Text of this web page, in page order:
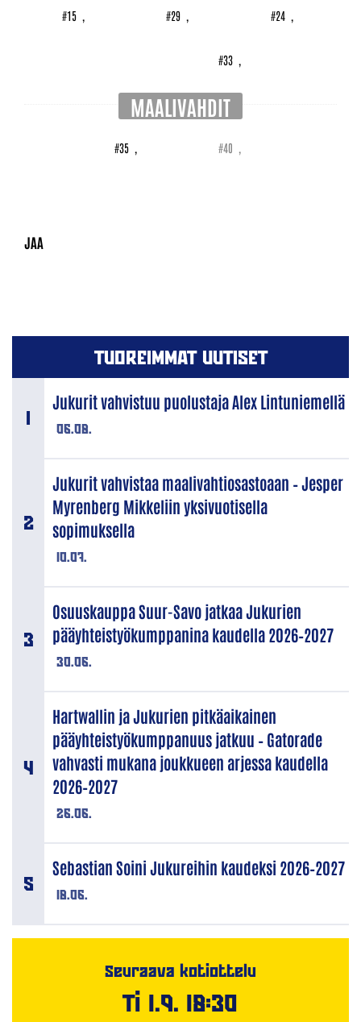
#15 #29 #24
#33
MAALIVAHDIT
#35 #40
TUOREIMMAT UUTISET
06.08.
Jukurit vahvistuu puolustaja Alex Lintuniemellä
10.07.
Jukurit vahvistaa maalivahtiosastoaan – Jesper
Myrenberg Mikkeliin yksivuotisella
sopimuksella
30.06.
Osuuskauppa Suur-Savo jatkaa Jukurien
pääyhteistyökumppanina kaudella 2026–2027
26.06.
Hartwallin ja Jukurien pitkäaikainen
pääyhteistyökumppanuus jatkuu – Gatorade
vahvasti mukana joukkueen arjessa kaudella
2026–2027
18.06.
Sebastian Soini Jukureihin kaudeksi 2026–2027
Seuraava kotiottelu
Ti 1.9. 18:30